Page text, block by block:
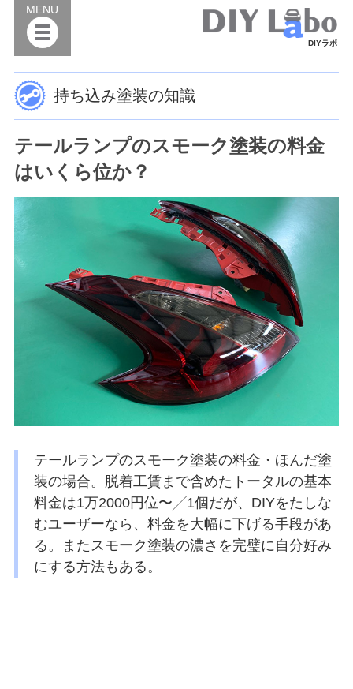
DIYラボ
MENU
持ち込み塗装の知識
テールランプのスモーク塗装の料金
はいくら位か？
テールランプのスモーク塗装の料金・ほんだ塗
装の場合。脱着工賃まで含めたトータルの基本
料金は1万2000円位〜╱1個だが、DIYをたしな
むユーザーなら、料金を大幅に下げる手段があ
る。またスモーク塗装の濃さを完璧に自分好み
にする方法もある。